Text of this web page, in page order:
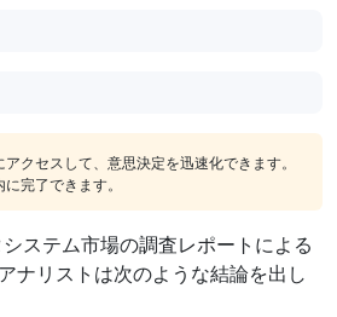
クセスして、意思決定を迅速化できます。
完了できます。
ステム市場の調査レポートによる
ナリストは次のような結論を出し